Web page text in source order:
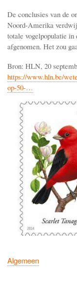
De conclusies van de
Noord-Amerika
totale vogelpopulatie in
afgenomen. Het zou
Bron: HLN, 20
https://www.hln.be/
op-50-…
Algemeen